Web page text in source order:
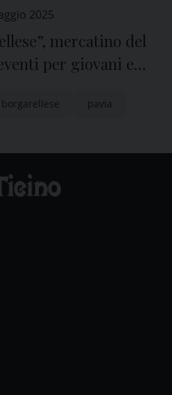
2025
mercatino del
per giovani e
pavia